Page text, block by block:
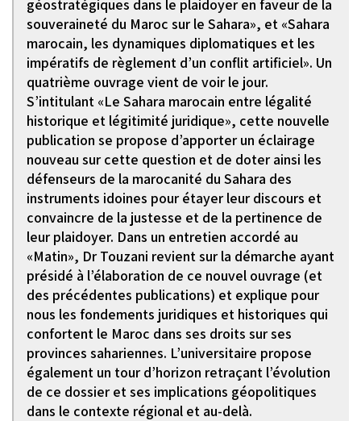
géostratégiques dans le plaidoyer en faveur de la
souveraineté du Maroc sur le Sahara», et «Sahara
marocain, les dynamiques diplomatiques et les
impératifs de règlement d’un conflit artificiel». Un
quatrième ouvrage vient de voir le jour.
S’intitulant «Le Sahara marocain entre légalité
historique et légitimité juridique», cette nouvelle
publication se propose d’apporter un éclairage
nouveau sur cette question et de doter ainsi les
défenseurs de la marocanité du Sahara des
instruments idoines pour étayer leur discours et
convaincre de la justesse et de la pertinence de
leur plaidoyer. Dans un entretien accordé au
«Matin», Dr Touzani revient sur la démarche ayant
présidé à l’élaboration de ce nouvel ouvrage (et
des précédentes publications) et explique pour
nous les fondements juridiques et historiques qui
confortent le Maroc dans ses droits sur ses
provinces sahariennes. L’universitaire propose
également un tour d’horizon retraçant l’évolution
de ce dossier et ses implications géopolitiques
dans le contexte régional et au-delà.